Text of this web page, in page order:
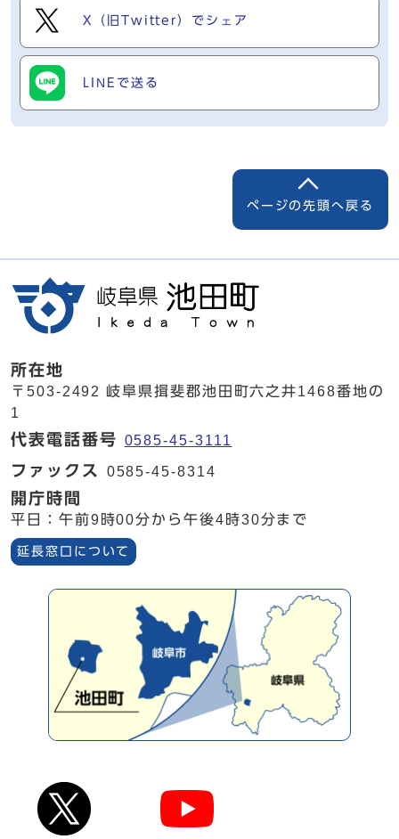
X（旧Twitter）でシェア
LINEで送る
ページの先頭へ戻る
所在地
〒503-2492 岐阜県揖斐郡池田町六之井1468番地の
1
代表電話番号 0585-45-3111
ファックス 0585-45-8314
開庁時間
平日：午前9時00分から午後4時30分まで
延長窓口について